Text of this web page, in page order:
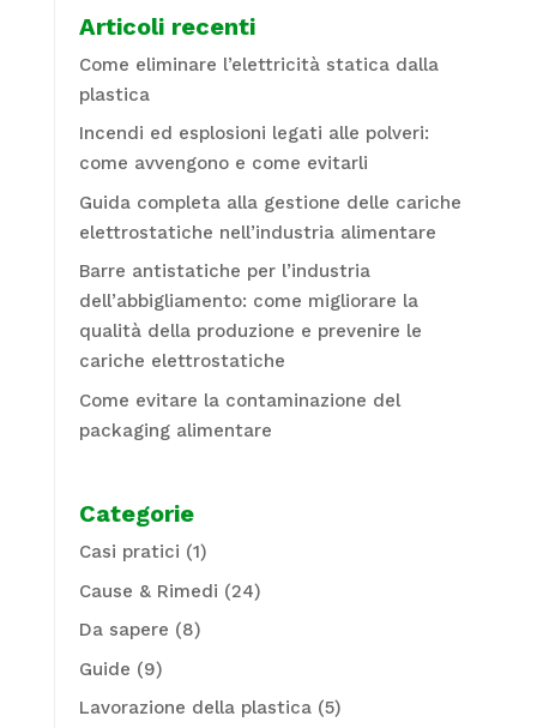
Articoli recenti
Come eliminare l’elettricità statica dalla
plastica
Incendi ed esplosioni legati alle polveri:
come avvengono e come evitarli
Guida completa alla gestione delle cariche
elettrostatiche nell’industria alimentare
Barre antistatiche per l’industria
dell’abbigliamento: come migliorare la
qualità della produzione e prevenire le
cariche elettrostatiche
Come evitare la contaminazione del
packaging alimentare
Categorie
Casi pratici (1)
Cause & Rimedi (24)
Da sapere (8)
Guide (9)
Lavorazione della plastica(5)